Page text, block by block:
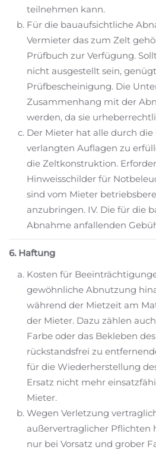
teilnehmen kann.
Für die bauaufsichtliche
Vermieter das zum Zelt
Prüfbuch zur Verfügung.
nicht ausgestellt sein,
Prüfbescheinigung. Die
Zusammenhang mit der
werden, da sie
Der Mieter hat alle durch
verlangten Auflagen zu
die Zeltkonstruktion.
Hinweisschilder für
sind vom Mieter
anzubringen. IV. Die für die
Abnahme anfallenden
6. Haftung
Kosten für
gewöhnliche Abnutzung
während der Mietzeit am
der Mieter. Dazu zählen
Farbe oder das Bekleben
rückstandsfrei zu
für die Wiederherstellung
Ersatz nicht mehr
Mieter.
Wegen Verletzung
außervertraglicher Pflichten
nur bei Vorsatz und grober